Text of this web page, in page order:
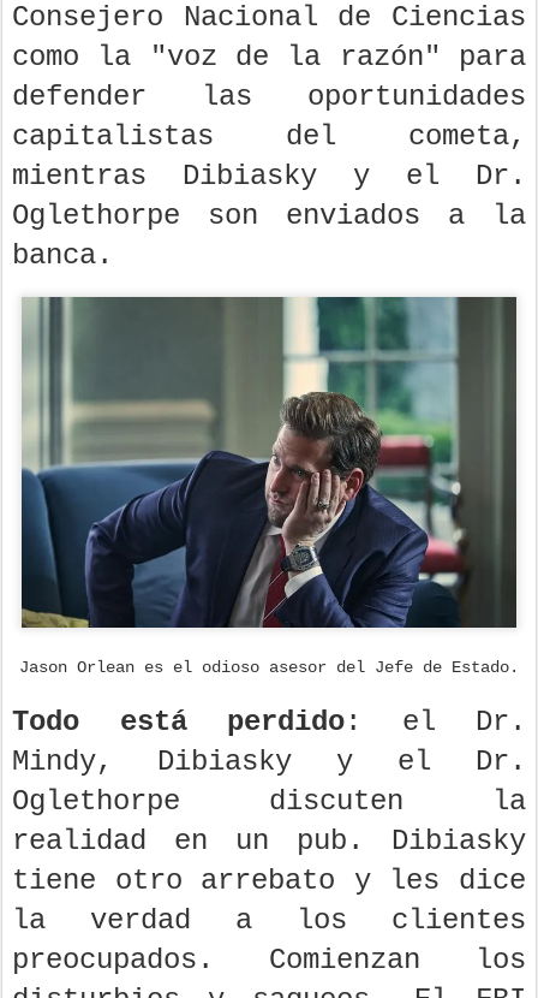
Consejero Nacional de Ciencias
como la "voz de la razón" para
defender las oportunidades
capitalistas del cometa,
mientras Dibiasky y el Dr.
Oglethorpe son enviados a la
banca.
Jason Orlean es el odioso asesor del Jefe de Estado.
Todo está perdido: el Dr.
Mindy, Dibiasky y el Dr.
Oglethorpe discuten la
realidad en un pub. Dibiasky
tiene otro arrebato y les dice
la verdad a los clientes
preocupados. Comienzan los